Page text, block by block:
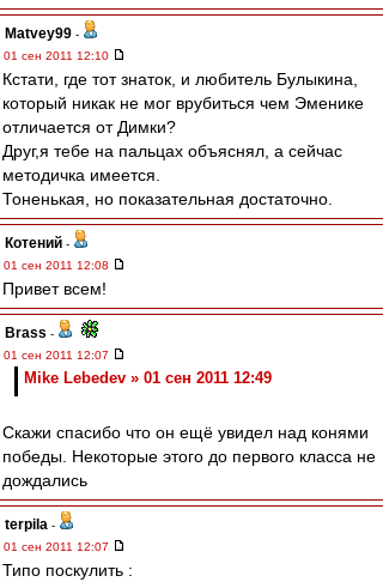
Matvey99 -
01 сен 2011 12:10
Кстати, где тот знаток, и любитель Булыкина,
который никак не мог врубиться чем Эменике
отличается от Димки?
Друг,я тебе на пальцах объяснял, а сейчас
методичка имеется.
Тоненькая, но показательная достаточно.
Котений -
01 сен 2011 12:08
Привет всем!
Brass -
01 сен 2011 12:07
Mike Lebedev » 01 сен 2011 12:49
Скажи спасибо что он ещё увидел над конями
победы. Некоторые этого до первого класса не
дождались
terpila -
01 сен 2011 12:07
Типо поскулить :